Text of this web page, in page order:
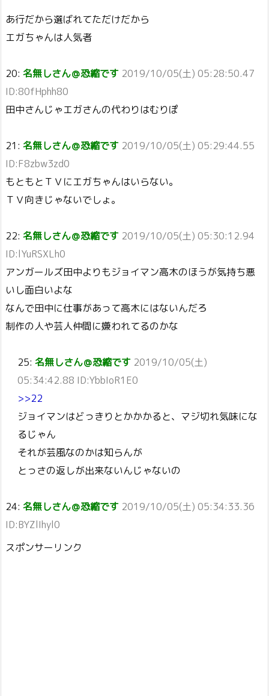
あ行だから選ばれてただけだから
エガちゃんは人気者
20: 名無しさん＠恐縮です 2019/10/05(土) 05:28:50.47
ID:80fHphh80
田中さんじゃエガさんの代わりはむりぽ
21: 名無しさん＠恐縮です 2019/10/05(土) 05:29:44.55
ID:F8zbw3zd0
もともとＴＶにエガちゃんはいらない。
ＴＶ向きじゃないでしょ。
22: 名無しさん＠恐縮です 2019/10/05(土) 05:30:12.94
ID:lYuRSXLh0
アンガールズ田中よりもジョイマン高木のほうが気持ち悪
いし面白いよな
なんで田中に仕事があって高木にはないんだろ
制作の人や芸人仲間に嫌われてるのかな
25: 名無しさん＠恐縮です 2019/10/05(土)
05:34:42.88 ID:YbbIoR1E0
>>22
ジョイマンはどっきりとかかかると、マジ切れ気味にな
るじゃん
それが芸風なのかは知らんが
とっさの返しが出来ないんじゃないの
24: 名無しさん＠恐縮です 2019/10/05(土) 05:34:33.36
ID:BYZlIhyl0
スポンサーリンク